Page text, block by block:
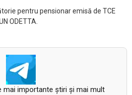
pentru pensionar emisă de TCE
ODETTA.
mai importante știri și mai mult